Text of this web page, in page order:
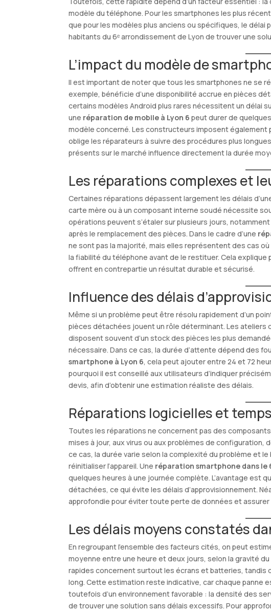
modèle du téléphone. Pour les smartphones les plus
que pour les modèles plus anciens ou spécifiques, le délai
habitants du 6ᵉ arrondissement de Lyon de trouver une
L’impact du modèle de
Il est important de noter que tous les smartphones ne se
exemple, bénéficie d’une disponibilité accrue en pièces
certains modèles Android plus rares nécessitent un délai
une réparation de mobile à Lyon 6 peut durer de
modèle concerné. Les constructeurs imposent
oblige les réparateurs à suivre des procédures plus
présents sur le marché influence directement la durée
Les réparations complexes et
Certaines réparations dépassent largement les délais
carte mère ou à un composant interne soudé nécessite
opérations peuvent s’étaler sur plusieurs jours,
après le remplacement des pièces. Dans le cadre d’une
ne sont pas la majorité, mais elles représentent des cas
la fiabilité du téléphone avant de le restituer. Cela
offrent en contrepartie un résultat durable et sécurisé.
Influence des délais
Même si un problème peut être résolu rapidement d’un
pièces détachées jouent un rôle déterminant. Les ateliers
disposent souvent d’un stock des pièces les plus
nécessaire. Dans ce cas, la durée d’attente dépend des
smartphone à Lyon 6, cela peut ajouter entre 24 et 72
pourquoi il est conseillé aux utilisateurs d’indiquer
devis, afin d’obtenir une estimation réaliste des délais.
Réparations logicielles et
Toutes les réparations ne concernent pas des
mises à jour, aux virus ou aux problèmes de
ce cas, la durée varie selon la complexité du problème et
réinitialiser l’appareil. Une réparation smartphone dans le
quelques heures à une journée complète. L’avantage est
détachées, ce qui évite les délais d’approvisionnement.
approfondie pour éviter toute perte de données et
Les délais moyens constatés
En regroupant l’ensemble des facteurs cités, on peut
moyenne entre une heure et deux jours, selon la gravité
rapides concernent surtout les écrans et batteries, tandis
long. Cette estimation reste indicative, car chaque panne
toutefois d’un environnement favorable : la densité des
de trouver une solution sans délais excessifs. Pour